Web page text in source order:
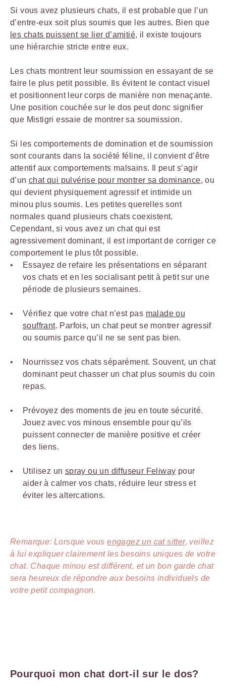
Si vous avez plusieurs chats, il est probable que l’un
d’entre-eux soit plus soumis que les autres. Bien que
les chats puissent se lier d’amitié, il existe toujours
une hiérarchie stricte entre eux.
Les chats montrent leur soumission en essayant de se
faire le plus petit possible. Ils évitent le contact visuel
et positionnent leur corps de manière non menaçante.
Une position couchée sur le dos peut donc signifier
que Mistigri essaie de montrer sa soumission.
Si les comportements de domination et de soumission
sont courants dans la société féline, il convient d’être
attentif aux comportements malsains. Il peut s’agir
d’un chat qui pulvérise pour montrer sa dominance, ou
qui devient physiquement agressif et intimide un
minou plus soumis. Les petites querelles sont
normales quand plusieurs chats coexistent.
Cependant, si vous avez un chat qui est
agressivement dominant, il est important de corriger ce
comportement le plus tôt possible.
Essayez de refaire les présentations en séparant
vos chats et en les socialisant petit à petit sur une
période de plusieurs semaines.
Vérifiez que votre chat n’est pas malade ou
souffrant. Parfois, un chat peut se montrer agressif
ou soumis parce qu’il ne se sent pas bien.
Nourrissez vos chats séparément. Souvent, un chat
dominant peut chasser un chat plus soumis du coin
repas.
Prévoyez des moments de jeu en toute sécurité.
Jouez avec vos minous ensemble pour qu’ils
puissent connecter de manière positive et créer
des liens.
Utilisez un spray ou un diffuseur Feliway pour
aider à calmer vos chats, réduire leur stress et
éviter les altercations.
Remarque: Lorsque vousengagez un cat sitter, veillez
à lui expliquer clairement les besoins uniques de votre
chat. Chaque minou est différent, et un bon garde chat
sera heureux de répondre aux besoins individuels de
votre petit compagnon.
Pourquoi mon chat dort-il sur le dos?